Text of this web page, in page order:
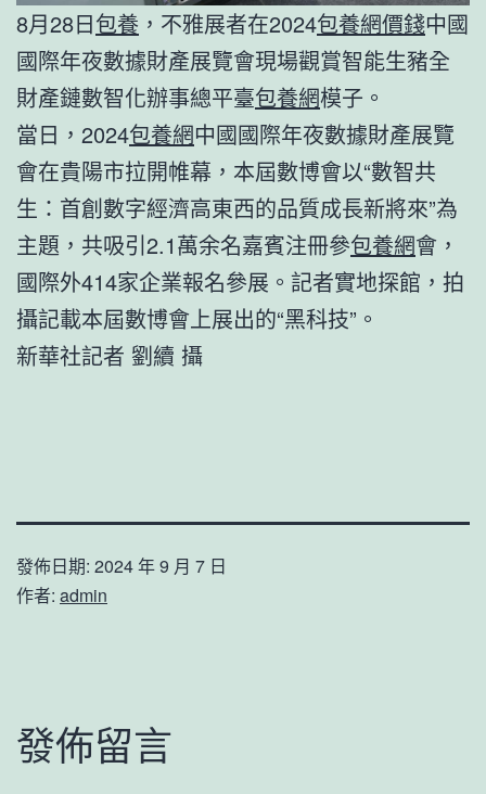
8月28日包養 ，不雅展者在2024包養網價錢中國
國際年夜數據財產展覽會現場觀賞智能生豬全
財產鏈數智化辦事總平臺包養網模子。
當日，2024包養網中國國際年夜數據財產展覽
會在貴陽市拉開帷幕，本屆數博會以“數智共
生：首創數字經濟高東西的品質成長新將來”為
主題，共吸引2.1萬余名嘉賓注冊參包養網會，
國際外414家企業報名參展。記者實地探館，拍
攝記載本屆數博會上展出的“黑科技”。
新華社記者 劉續 攝
發佈日期: 2024 年 9 月 7 日
作者: admin
發佈留言